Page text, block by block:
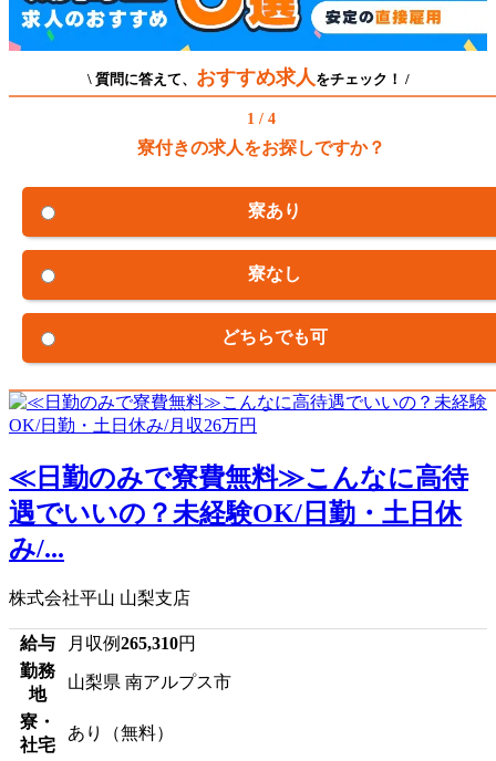
\ 質問に答えて、 おすすめ求人 をチェック！ /
1 / 4
寮付きの求人をお探しですか？
寮あり
寮なし
どちらでも可
≪日勤のみで寮費無料≫こんなに高待
遇でいいの？未経験OK/日勤・土日休
み/...
株式会社平山 山梨支店
給与 月収例265,310円
勤務
地
山梨県 南アルプス市
寮・
社宅
あり（無料）